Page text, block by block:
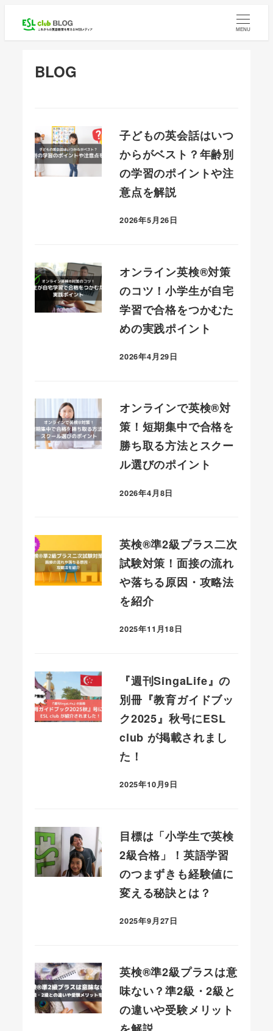
MENU
BLOG
子どもの英会話はいつ
からがベスト？年齢別
の学習のポイントや注
意点を解説
投稿日
2026年5月26日
オンライン英検®対策
のコツ！小学生が自宅
学習で合格をつかむた
めの実践ポイント
投稿日
2026年4月29日
オンラインで英検®対
策！短期集中で合格を
勝ち取る方法とスクー
ル選びのポイント
投稿日
2026年4月8日
英検®準2級プラス二次
試験対策！面接の流れ
や落ちる原因・攻略法
を紹介
投稿日
2025年11月18日
『週刊SingaLife』の
別冊『教育ガイドブッ
ク2025』秋号にESL
club が掲載されまし
た！
投稿日
2025年10月9日
目標は「小学生で英検
2級合格」！英語学習
のつまずきも経験値に
変える秘訣とは？
投稿日
2025年9月27日
英検®準2級プラスは意
味ない？準2級・2級と
の違いや受験メリット